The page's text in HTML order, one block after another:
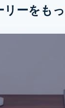
リーをも